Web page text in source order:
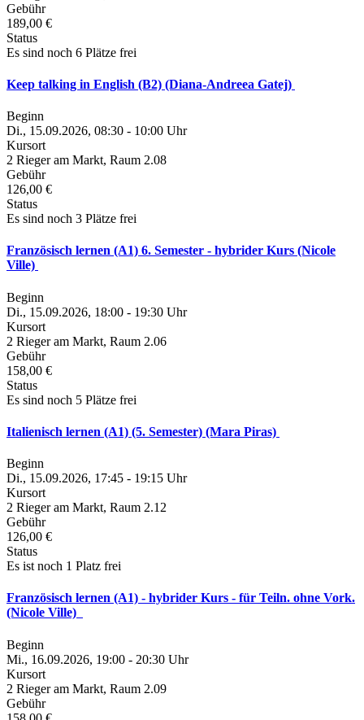
Gebühr
189,00 €
Status
Es sind noch 6 Plätze frei
Keep talking in English (B2) (Diana-Andreea Gatej)
Beginn
Di., 15.09.2026, 08:30 - 10:00 Uhr
Kursort
2 Rieger am Markt, Raum 2.08
Gebühr
126,00 €
Status
Es sind noch 3 Plätze frei
Französisch lernen (A1) 6. Semester - hybrider Kurs (Nicole
Ville)
Beginn
Di., 15.09.2026, 18:00 - 19:30 Uhr
Kursort
2 Rieger am Markt, Raum 2.06
Gebühr
158,00 €
Status
Es sind noch 5 Plätze frei
Italienisch lernen (A1) (5. Semester) (Mara Piras)
Beginn
Di., 15.09.2026, 17:45 - 19:15 Uhr
Kursort
2 Rieger am Markt, Raum 2.12
Gebühr
126,00 €
Status
Es ist noch 1 Platz frei
Französisch lernen (A1) - hybrider Kurs - für Teiln. ohne Vork.
(Nicole Ville)
Beginn
Mi., 16.09.2026, 19:00 - 20:30 Uhr
Kursort
2 Rieger am Markt, Raum 2.09
Gebühr